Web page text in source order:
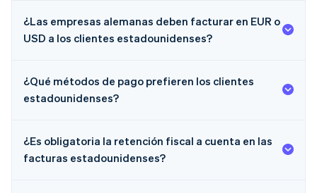
¿Las empresas alemanas deben facturar en EUR o
USD a los clientes estadounidenses?
¿Qué métodos de pago prefieren los clientes
estadounidenses?
¿Es obligatoria la retención fiscal a cuenta en las
facturas estadounidenses?